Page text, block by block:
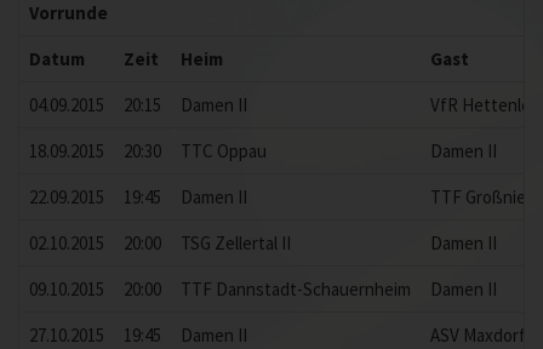
Vorrunde
Datum
Zeit Heim
Gast
04.09.2015
20:15 Damen II
VfR
18.09.2015
20:30 TTC Oppau
Damen II
22.09.2015
19:45 Damen II
TTF
02.10.2015
20:00 TSG Zellertal II
Damen II
09.10.2015
20:00 TTF Dannstadt-Schauernheim
Damen II
27.10.2015
19:45 Damen II
ASV Maxdorf